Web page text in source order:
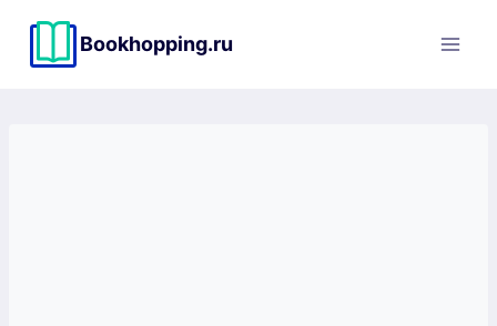
содержимому
Bookhopping.ru